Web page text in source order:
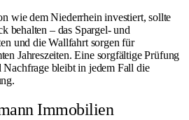
wie dem Niederrhein investiert, sollte
behalten – das Spargel- und
und die Wallfahrt sorgen für
Jahreszeiten. Eine sorgfältige Prüfung
bleibt in jedem Fall die
Immobilien